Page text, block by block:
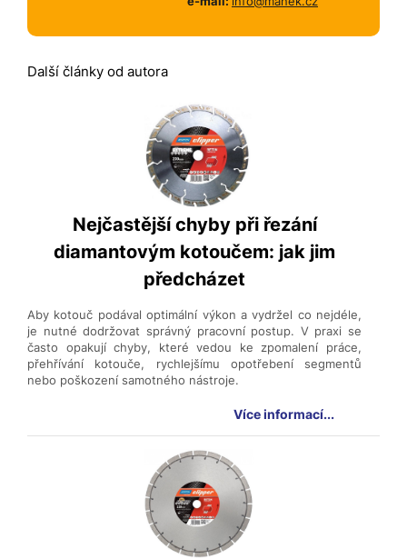
Další články od autora
Nejčastější chyby při řezání
diamantovým kotoučem: jak jim
předcházet
Aby kotouč podával optimální výkon a vydržel co nejdéle,
je nutné dodržovat správný pracovní postup. V praxi se
často opakují chyby, které vedou ke zpomalení práce,
přehřívání kotouče, rychlejšímu opotřebení segmentů
nebo poškození samotného nástroje.
Více informací...